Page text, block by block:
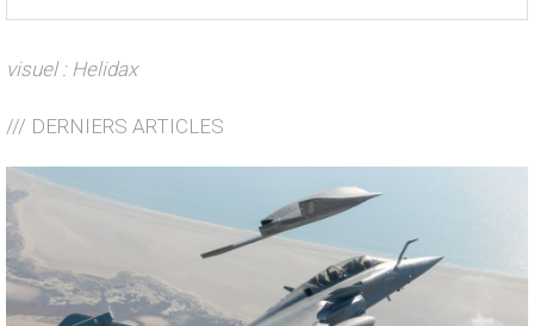
visuel : Helidax
/// DERNIERS ARTICLES